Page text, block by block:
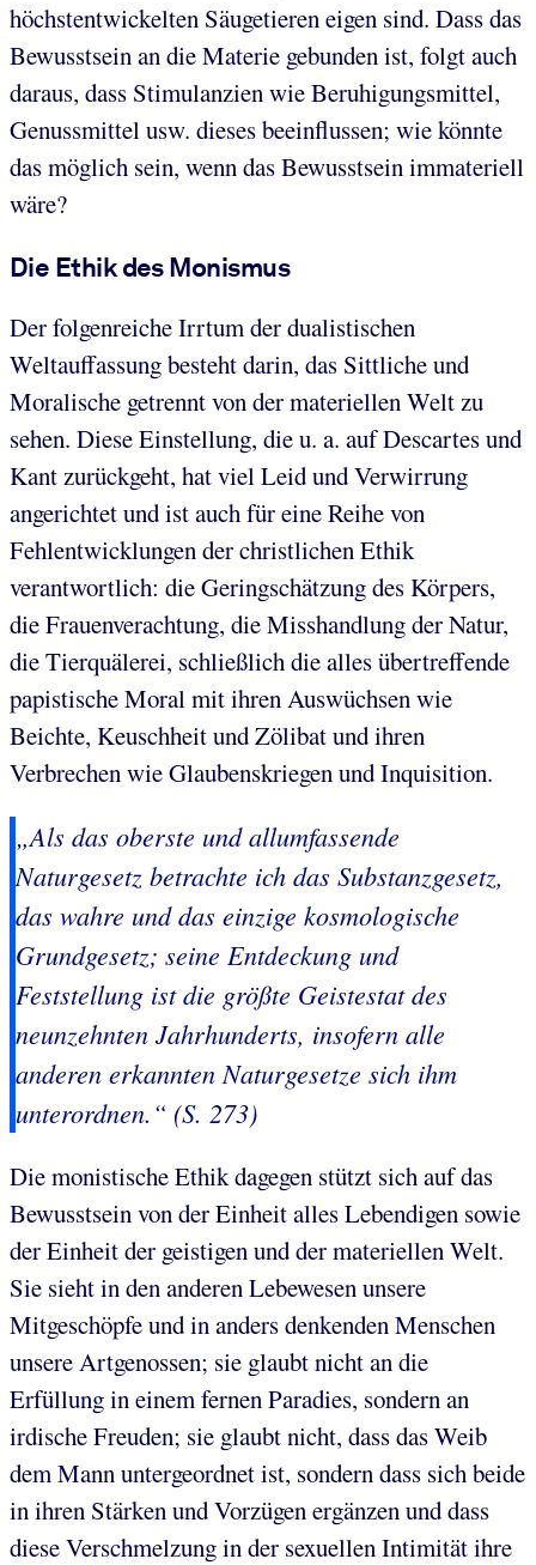
höchstentwickelten Säugetieren eigen sind. Dass das
Bewusstsein an die Materie gebunden ist, folgt auch
daraus, dass Stimulanzien wie Beruhigungsmittel,
Genussmittel usw. dieses beeinflussen; wie könnte
das möglich sein, wenn das Bewusstsein immateriell
wäre?
Die Ethik des Monismus
Der folgenreiche Irrtum der dualistischen
Weltauffassung besteht darin, das Sittliche und
Moralische getrennt von der materiellen Welt zu
sehen. Diese Einstellung, die u. a. auf Descartes und
Kant zurückgeht, hat viel Leid und Verwirrung
angerichtet und ist auch für eine Reihe von
Fehlentwicklungen der christlichen Ethik
verantwortlich: die Geringschätzung des Körpers,
die Frauenverachtung, die Misshandlung der Natur,
die Tierquälerei, schließlich die alles übertreffende
papistische Moral mit ihren Auswüchsen wie
Beichte, Keuschheit und Zölibat und ihren
Verbrechen wie Glaubenskriegen und Inquisition.
„Als das oberste und allumfassende
Naturgesetz betrachte ich das Substanzgesetz,
das wahre und das einzige kosmologische
Grundgesetz; seine Entdeckung und
Feststellung ist die größte Geistestat des
neunzehnten Jahrhunderts, insofern alle
anderen erkannten Naturgesetze sich ihm
unterordnen.“ (S. 273)
Die monistische Ethik dagegen stützt sich auf das
Bewusstsein von der Einheit alles Lebendigen sowie
der Einheit der geistigen und der materiellen Welt.
Sie sieht in den anderen Lebewesen unsere
Mitgeschöpfe und in anders denkenden Menschen
unsere Artgenossen; sie glaubt nicht an die
Erfüllung in einem fernen Paradies, sondern an
irdische Freuden; sie glaubt nicht, dass das Weib
dem Mann untergeordnet ist, sondern dass sich beide
in ihren Stärken und Vorzügen ergänzen und dass
diese Verschmelzung in der sexuellen Intimität ihre